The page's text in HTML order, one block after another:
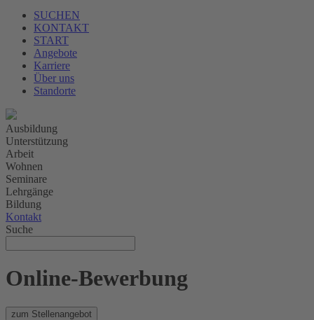
SUCHEN
KONTAKT
START
Angebote
Karriere
Über uns
Standorte
Ausbildung
Unterstützung
Arbeit
Wohnen
Seminare
Lehrgänge
Bildung
Kontakt
Suche
Online-Bewerbung
zum Stellenangebot